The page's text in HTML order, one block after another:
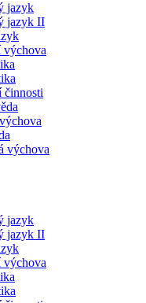
jazyk
jazyk II
výchova
činnosti
výchova
jazyk
jazyk II
výchova